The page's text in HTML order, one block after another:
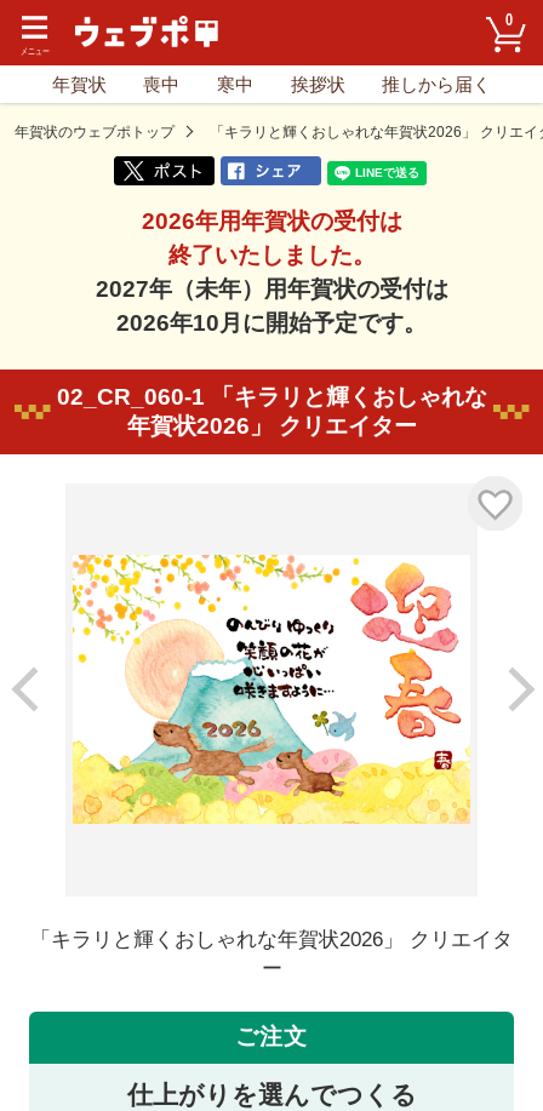
0
年賀状 喪中 寒中 挨拶状 推しから届く
年賀状のウェブポトップ 「キラリと輝くおしゃれな年賀状2026」 クリエイ
2026年用年賀状の受付は
終了いたしました。
2027年（未年）用年賀状の受付は
2026年10月に開始予定です。
02_CR_060-1 「キラリと輝くおしゃれな
年賀状2026」 クリエイター
「キラリと輝くおしゃれな年賀状2026」 クリエイタ
ー
ご注文
仕上がりを選んでつくる